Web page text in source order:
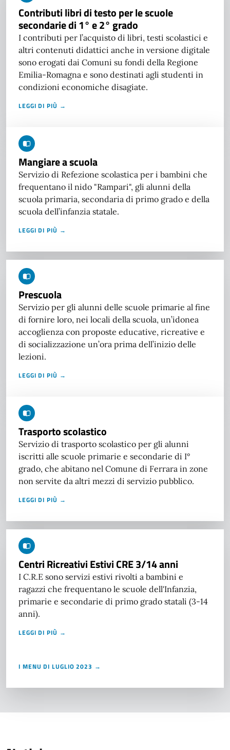
Contributi libri di testo per le scuole
secondarie di 1° e 2° grado
I contributi per l’acquisto di libri, testi scolastici e
altri contenuti didattici anche in versione digitale
sono erogati dai Comuni su fondi della Regione
Emilia-Romagna e sono destinati agli studenti in
condizioni economiche disagiate.
LEGGI DI PIÙ →
Mangiare a scuola
Servizio di Refezione scolastica per i bambini che
frequentano il nido "Rampari", gli alunni della
scuola primaria, secondaria di primo grado e della
scuola dell’infanzia statale.
LEGGI DI PIÙ →
Prescuola
Servizio per gli alunni delle scuole primarie al fine
di fornire loro, nei locali della scuola, un’idonea
accoglienza con proposte educative, ricreative e
di socializzazione un’ora prima dell’inizio delle
lezioni.
LEGGI DI PIÙ →
Trasporto scolastico
Servizio di trasporto scolastico per gli alunni
iscritti alle scuole primarie e secondarie di I°
grado, che abitano nel Comune di Ferrara in zone
non servite da altri mezzi di servizio pubblico.
LEGGI DI PIÙ →
Centri Ricreativi Estivi CRE 3/14 anni
I C.R.E sono servizi estivi rivolti a bambini e
ragazzi che frequentano le scuole dell'Infanzia,
primarie e secondarie di primo grado statali (3-14
anni).
LEGGI DI PIÙ →
I MENU DI LUGLIO 2023 →